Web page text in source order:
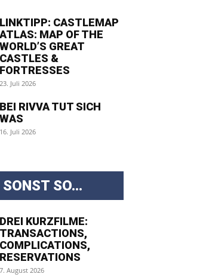
LINKTIPP: CASTLEMAP
ATLAS: MAP OF THE
WORLD’S GREAT
CASTLES &
FORTRESSES
23. Juli 2026
BEI RIVVA TUT SICH
WAS
16. Juli 2026
SONST SO...
DREI KURZFILME:
TRANSACTIONS,
COMPLICATIONS,
RESERVATIONS
7. August 2026